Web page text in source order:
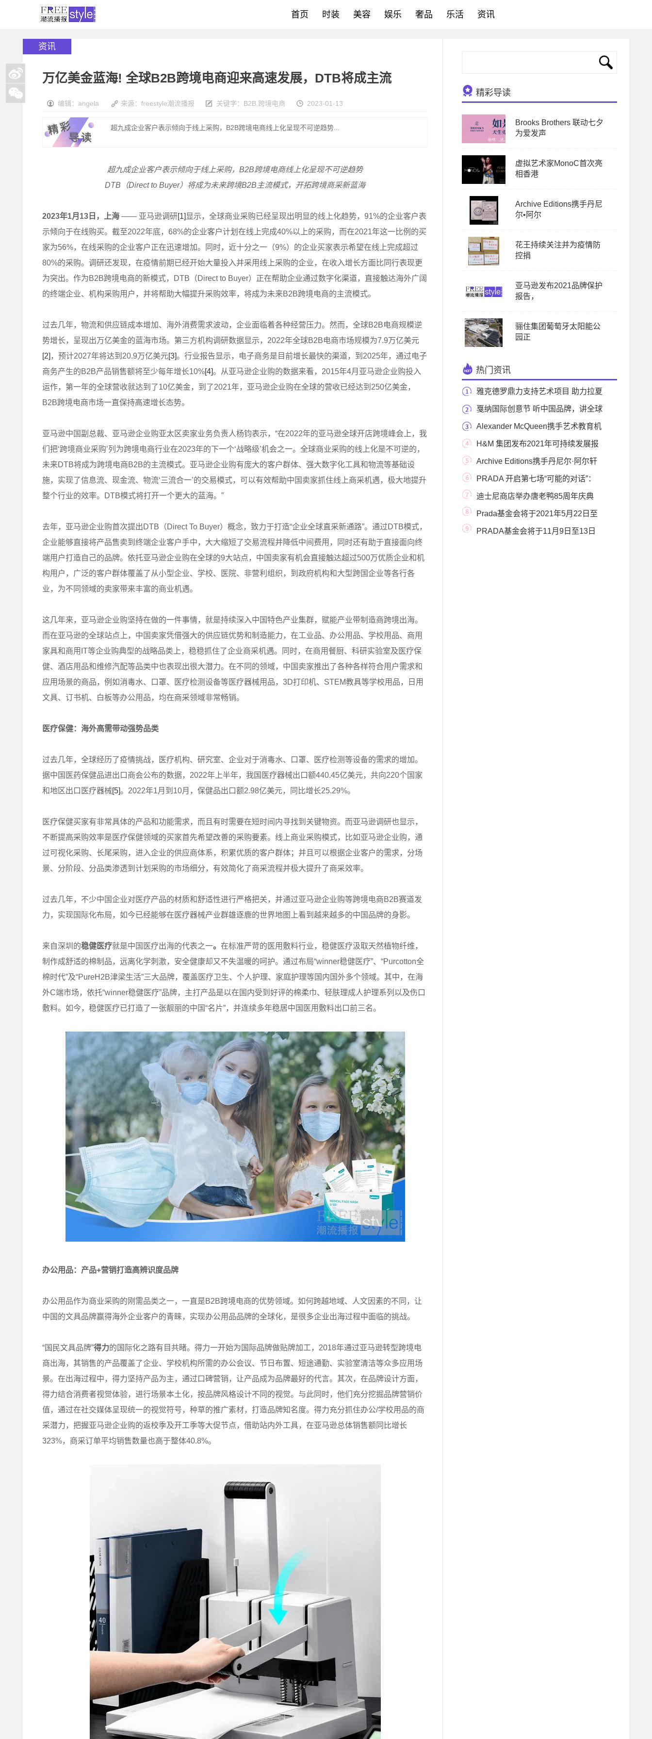
首页 时装 美容 娱乐 奢品 乐活 资讯
资讯
万亿美金蓝海! 全球B2B跨境电商迎来高速发展，DTB将成主流
编辑：angela 来源：freestyle潮流播报 关键字： B2B 跨境电商 2023-01-13
超九成企业客户表示倾向于线上采购，B2B跨境电商线上化呈现不可逆趋势...
超九成企业客户表示倾向于线上采购，B2B跨境电商线上化呈现不可逆趋势
DTB （Direct to Buyer）将成为未来跨境B2B主流模式，开拓跨境商采新蓝海
2023年1月13日，上海 —— 亚马逊调研[1] 显示，全球商业采购已经呈现出明显的线上化趋势，91%的企业客户表
示倾向于在线购买。截至2022年底，68%的企业客户计划在线上完成40%以上的采购，而在2021年这一比例的买
家为56%，在线采购的企业客户正在迅速增加。同时，近十分之一（9%）的企业买家表示希望在线上完成超过
80%的采购。调研还发现，在疫情前期已经开始大量投入并采用线上采购的企业，在收入增长方面比同行表现更
为突出。作为B2B跨境电商的新模式，DTB（Direct to Buyer）正在帮助企业通过数字化渠道，直接触达海外广阔
的终端企业、机构采购用户，并将帮助大幅提升采购效率，将成为未来B2B跨境电商的主流模式。
过去几年，物流和供应链成本增加、海外消费需求波动，企业面临着各种经营压力。然而，全球B2B电商规模逆
势增长，呈现出万亿美金的蓝海市场。第三方机构调研数据显示，2022年全球B2B电商市场规模为7.9万亿美元
[2] ，预计2027年将达到20.9万亿美元[3]。行业报告显示，电子商务是目前增长最快的渠道，到2025年，通过电子
商务产生的B2B产品销售额将至少每年增长10%[4]。从亚马逊企业购的数据来看，2015年4月亚马逊企业购投入
运作，第一年的全球营收就达到了10亿美金，到了2021年，亚马逊企业购在全球的营收已经达到250亿美金，
B2B跨境电商市场一直保持高速增长态势。
亚马逊中国副总裁、亚马逊企业购亚太区卖家业务负责人杨钧表示，“在2022年的亚马逊全球开店跨境峰会上，我
们把‘跨境商业采购’列为跨境电商行业在2023年的下一个‘战略级’机会之一。全球商业采购的线上化是不可逆的，
未来DTB将成为跨境电商B2B的主流模式。亚马逊企业购有庞大的客户群体、强大数字化工具和物流等基础设
施，实现了信息流、现金流、物流‘三流合一’的交易模式，可以有效帮助中国卖家抓住线上商采机遇，极大地提升
整个行业的效率。DTB模式将打开一个更大的蓝海。”
去年，亚马逊企业购首次提出DTB（Direct To Buyer）概念，致力于打造“企业全球直采新通路”。通过DTB模式，
企业能够直接将产品售卖到终端企业客户手中，大大缩短了交易流程并降低中间费用，同时还有助于直接面向终
端用户打造自己的品牌。依托亚马逊企业购在全球的9大站点，中国卖家有机会直接触达超过500万优质企业和机
构用户，广泛的客户群体覆盖了从小型企业、学校、医院、非营利组织，到政府机构和大型跨国企业等各行各
业，为不同领域的卖家带来丰富的商业机遇。
这几年来，亚马逊企业购坚持在做的一件事情，就是持续深入中国特色产业集群，赋能产业带制造商跨境出海。
而在亚马逊的全球站点上，中国卖家凭借强大的供应链优势和制造能力，在工业品、办公用品、学校用品、商用
家具和商用IT等企业购典型的战略品类上，稳稳抓住了企业商采机遇。同时，在商用餐厨、科研实验室及医疗保
健、酒店用品和维修汽配等品类中也表现出很大潜力。在不同的领域，中国卖家推出了各种各样符合用户需求和
应用场景的商品，例如消毒水、口罩、医疗检测设备等医疗器械用品，3D打印机、STEM教具等学校用品，日用
文具、订书机、白板等办公用品，均在商采领域非常畅销。
医疗保健：海外高需带动强势品类
过去几年，全球经历了疫情挑战，医疗机构、研究室、企业对于消毒水、口罩、医疗检测等设备的需求的增加。
据中国医药保健品进出口商会公布的数据，2022年上半年，我国医疗器械出口额440.45亿美元，共向220个国家
和地区出口医疗器械[5]。2022年1月到10月，保健品出口额2.98亿美元，同比增长25.29%。
医疗保健买家有非常具体的产品和功能需求，而且有时需要在短时间内寻找到关键物资。而亚马逊调研也显示，
不断提高采购效率是医疗保健领域的买家首先希望改善的采购要素。线上商业采购模式，比如亚马逊企业购，通
过可视化采购、长尾采购，进入企业的供应商体系，积累优质的客户群体；并且可以根据企业客户的需求，分场
景、分阶段、分品类渗透到计划采购的市场细分，有效简化了商采流程并极大提升了商采效率。
过去几年，不少中国企业对医疗产品的材质和舒适性进行严格把关，并通过亚马逊企业购等跨境电商B2B赛道发
力，实现国际化布局，如今已经能够在医疗器械产业群雄逐鹿的世界地图上看到越来越多的中国品牌的身影。
来自深圳的稳健医疗就是中国医疗出海的代表之一。 在标准严苛的医用敷料行业，稳健医疗汲取天然植物纤维，
制作成舒适的棉制品，远离化学刺激，安全健康却又不失温暖的呵护。通过布局“winner稳健医疗”、“Purcotton全
棉时代”及“PureH2B津梁生活”三大品牌，覆盖医疗卫生、个人护理、家庭护理等国内国外多个领域。其中，在海
外C端市场，依托“winner稳健医疗”品牌，主打产品是以在国内受到好评的棉柔巾、轻肤理成人护理系列以及伤口
敷料。如今，稳健医疗已打造了一张靓丽的中国“名片”，并连续多年稳居中国医用敷料出口前三名。
办公用品：产品+营销打造高辨识度品牌
办公用品作为商业采购的刚需品类之一，一直是B2B跨境电商的优势领域。如何跨越地域、人文因素的不同，让
中国的文具品牌赢得海外企业客户的青睐，实现办公用品品牌的全球化，是很多企业出海过程中面临的挑战。
“国民文具品牌”得力的国际化之路有目共睹。得力一开始为国际品牌做贴牌加工，2018年通过亚马逊转型跨境电
商出海，其销售的产品覆盖了企业、学校机构所需的办公会议、节日布置、短途通勤、实验室清洁等众多应用场
景。在出海过程中，得力坚持产品为主，通过口碑营销，让产品成为品牌最好的代言。其次，在品牌设计方面，
得力结合消费者视觉体验，进行场景本土化，按品牌风格设计不同的视觉。与此同时，他们充分挖掘品牌营销价
值，通过在社交媒体呈现统一的视觉符号，种草的推广素材，打造品牌知名度。得力充分抓住办公/学校用品的商
采潜力，把握亚马逊企业购的返校季及开工季等大促节点，借助站内外工具，在亚马逊总体销售额同比增长
323%，商采订单平均销售数量也高于整体40.8%。
精彩导读
Brooks Brothers 联动七夕
为爱发声
虚拟艺术家MonoC首次亮
相香港
Archive Editions携手丹尼
尔•阿尔
花王持续关注并为疫情防
控捐
亚马逊发布2021品牌保护
报告，
骊住集团葡萄牙太阳能公
园正
热门资讯
雅克德罗鼎力支持艺术项目 助力拉夏
德芳艺术家
戛纳国际创意节 听中国品牌，讲全球
故事Alexander McQueen携手艺术教育机
构A Team Arts Educatio
H&M 集团发布2021年可持续发展报
告 Archive Editions携手丹尼尔·阿尔轩
发售《结晶的小
PRADA 开启第七场“可能的对话”：
东西方文化遗
迪士尼商店举办唐老鸭85周年庆典
Prada基金会将于2021年5月22日至
11月21日在威尼斯举
PRADA基金会将于11月9日至13日